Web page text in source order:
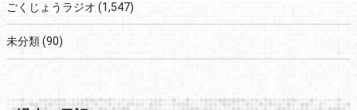
ごくじょうラジオ (1,547)
未分類(90)